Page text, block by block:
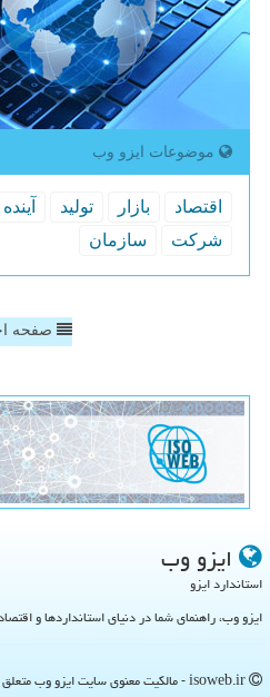
موضوعات ایزو وب
اقتصاد بازار تولید آینده
شركت
سازمان
صفحه
ایزو وب
استاندارد ایزو
ایزو وب، راهنمای شما در دنیای استانداردها و